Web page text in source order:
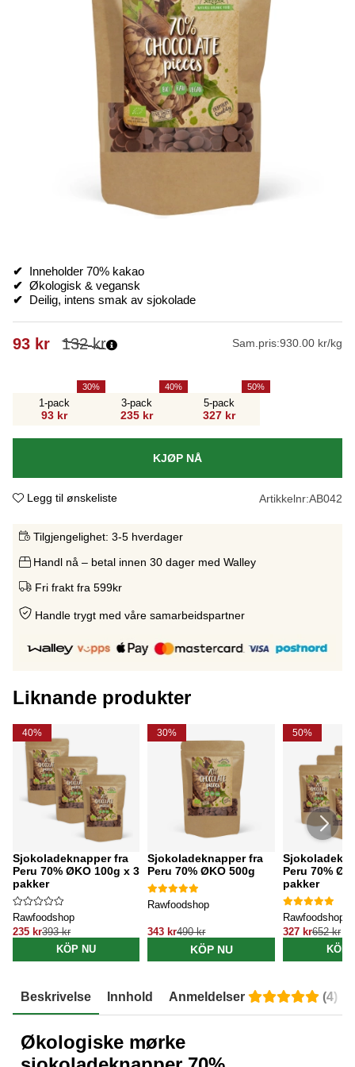
✔ Inneholder 70% kakao
✔ Økologisk & vegansk
✔ Deilig, intens smak av sjokolade
132kr
93 kr Sam.pris:930.00 kr/kg
1-pack
93 kr
30
3-pack
235 kr
40
5-pack
327 kr
50
KJØP NÅ
Legg til ønskeliste Artikkelnr:AB042
Tilgjengelighet: 3-5 hverdager
Handl nå – betal innen 30 dager med Walley
Fri frakt fra 599kr
Handle trygt med våre samarbeidspartner
Liknande produkter
40%
Sjokoladeknapper fra
Peru 70% ØKO 100g x 3
pakker
Rawfoodshop
235 kr393 kr
KÖP NU
30%
Sjokoladeknapper fra
Peru 70% ØKO 500g
Rawfoodshop
343 kr490 kr
KÖP NU
50%
Peru 70%
pakker
Rawfoodshop
327 kr652 kr
KÖP
Beskrivelse Innhold Anmeldelser (4)
Økologiske mørke